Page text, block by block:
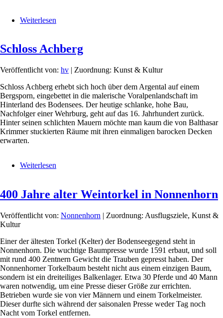
Weiterlesen
das
»Happy
von
Deutschland
Schloss Achberg
Veröffentlicht von: hv | Zuordnung: Kunst & Kultur
Schloss Achberg erhebt sich hoch über dem Argental auf einem
Bergsporn, eingebettet in die malerische Voralpenlandschaft im
Hinterland des Bodensees. Der heutige schlanke, hohe Bau,
Nachfolger einer Wehrburg, geht auf das 16. Jahrhundert zurück.
Hinter seinen schlichten Mauern möchte man kaum die von Balthasar
Krimmer stuckierten Räume mit ihren einmaligen barocken Decken
erwarten.
Weiterlesen
400 Jahre alter Weintorkel in Nonnenhorn
Veröffentlicht von: Nonnenhorn | Zuordnung: Ausflugsziele, Kunst &
Kultur
Einer der ältesten Torkel (Kelter) der Bodenseegegend steht in
Nonnenhorn. Die wuchtige Baumpresse wurde 1591 erbaut, und soll
mit rund 400 Zentnern Gewicht die Trauben gepresst haben. Der
Nonnenhorner Torkelbaum besteht nicht aus einem einzigen Baum,
sondern ist ein dreiteiliges Balkenlager. Etwa 30 Pferde und 40 Mann
waren notwendig, um eine Presse dieser Größe zur errichten.
Betrieben wurde sie von vier Männern und einem Torkelmeister.
Dieser durfte sich während der saisonalen Presse weder Tag noch
Nacht vom Torkel entfernen.